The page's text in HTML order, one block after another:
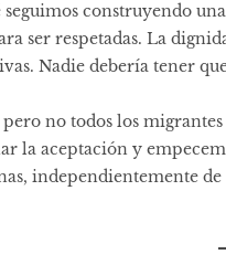
construyendo
ser respetadas. La
Nadie debería tener
no todos los
la aceptación y
independientemente